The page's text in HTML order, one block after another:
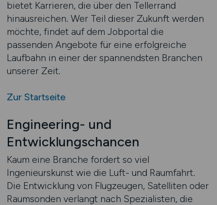
bietet Karrieren, die über den Tellerrand
hinausreichen. Wer Teil dieser Zukunft werden
möchte, findet auf dem Jobportal die
passenden Angebote für eine erfolgreiche
Laufbahn in einer der spannendsten Branchen
unserer Zeit.
Zur Startseite
Engineering- und
Entwicklungschancen
Kaum eine Branche fordert so viel
Ingenieurskunst wie die Luft- und Raumfahrt.
Die Entwicklung von Flugzeugen, Satelliten oder
Raumsonden verlangt nach Spezialisten, die